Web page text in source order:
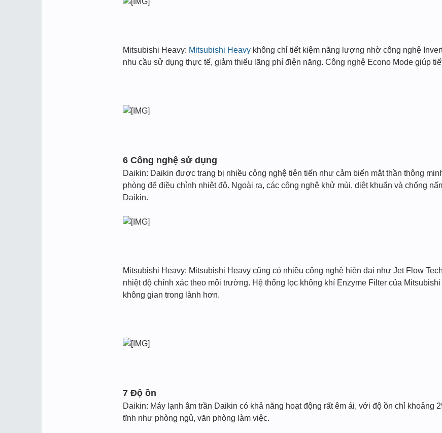
Mitsubishi Heavy: Mitsubishi Heavy không chỉ tiết kiệm năng lượng nhờ công nghệ
nhu cầu sử dụng thực tế, giảm thiểu lãng phí điện năng. Công nghệ Econo Mode giúp
6 Công nghệ sử dụng
Daikin: Daikin được trang bị nhiều công nghệ tiên tiến như cảm biến mắt thần thông
phòng để điều chỉnh nhiệt độ. Ngoài ra, các công nghệ khử mùi, diệt khuẩn và chống
Daikin.
Mitsubishi Heavy: Mitsubishi Heavy cũng có nhiều công nghệ hiện đại như Jet Flow
nhiệt độ chính xác theo môi trường. Hệ thống lọc không khí Enzyme Filter của
không gian trong lành hơn.
7 Độ ồn
Daikin: Máy lạnh âm trần Daikin có khả năng hoạt động rất êm ái, với độ ồn chỉ khoảng
tĩnh như phòng ngủ, văn phòng làm việc.